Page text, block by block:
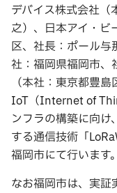
デバイス株式会社（
之）、日本アイ・ビ
区、社長：ポール
社：福岡県福岡市、
（本社：東京都豊
IoT（Internet of
ンフラの構築に向
する通信技術「
福岡市にて行います
なお福岡市は、実